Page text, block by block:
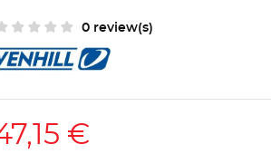
0 review(s)
€